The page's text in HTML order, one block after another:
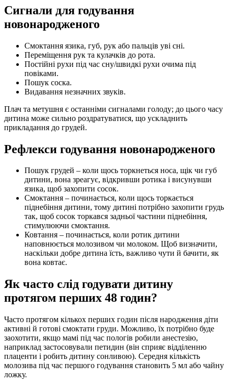
Сигнали для годування
новонародженого
Смоктання язика, губ, рук або пальців уві сні.
Переміщення рук та кулачків до рота.
Постійні рухи під час сну/швидкі рухи очима під
повіками.
Пошук соска.
Видавання незначних звуків.
Плач та метушня є останніми сигналами голоду; до цього часу
дитина може сильно роздратуватися, що ускладнить
прикладання до грудей.
Рефлекси годування новонародженого
Пошук грудей – коли щось торкнеться носа, щік чи губ
дитини, вона зреагує, відкривши ротика і висунувши
язика, щоб захопити сосок.
Смоктання – починається, коли щось торкається
піднебіння дитини, тому дитині потрібно захопити грудь
так, щоб сосок торкався задньої частини піднебіння,
стимулюючи смоктання.
Ковтання – починається, коли ротик дитини
наповнюється молозивом чи молоком. Щоб визначити,
наскільки добре дитина їсть, важливо чути й бачити, як
вона ковтає.
Як часто слід годувати дитину
протягом перших 48 годин?
Часто протягом кількох перших годин після народження діти
активні й готові смоктати груди. Можливо, їх потрібно буде
заохотити, якщо мамі під час пологів робили анестезію,
наприклад застосовували петидин (він сприяє відділенню
плаценти і робить дитину сонливою). Середня кількість
молозива під час першого годування становить 5 мл або чайну
ложку.